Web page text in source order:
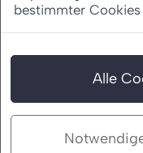
Datenschutz
Impressum
bestimmter
Alle